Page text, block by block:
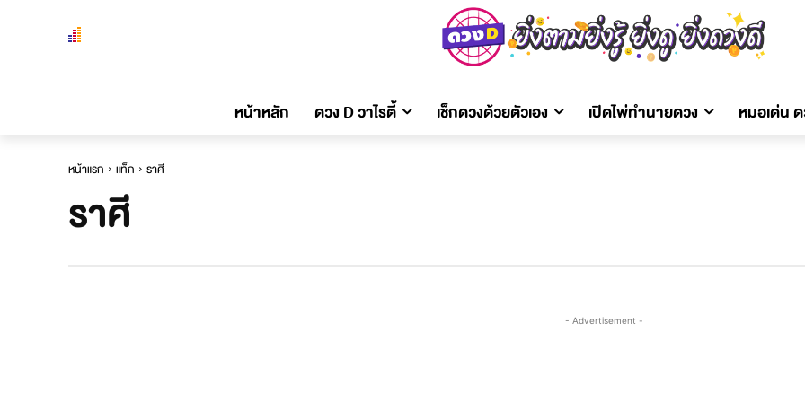
หน้าหลัก ดวง D วาไรตี้ เช็กดวงด้วยตัวเอง เปิดไพ่ทำนายดวง หมอเด่น
หน้าแรก แท็ก ราศี
ราศี
- Advertisement -